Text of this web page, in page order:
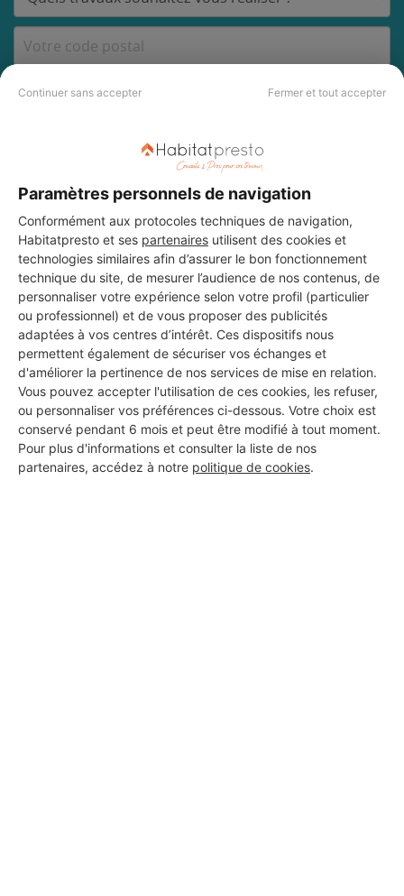
Continuer sans accepter Fermer et tout accepter
Paramètres personnels de navigation
Conformément aux protocoles techniques de navigation,
Habitatpresto et ses partenaires utilisent des cookies et
technologies similaires afin d’assurer le bon fonctionnement
technique du site, de mesurer l’audience de nos contenus, de
personnaliser votre expérience selon votre profil (particulier
ou professionnel) et de vous proposer des publicités
adaptées à vos centres d’intérêt. Ces dispositifs nous
permettent également de sécuriser vos échanges et
d'améliorer la pertinence de nos services de mise en relation.
Vous pouvez accepter l'utilisation de ces cookies, les refuser,
ou personnaliser vos préférences ci-dessous. Votre choix est
conservé pendant 6 mois et peut être modifié à tout moment.
Pour plus d'informations et consulter la liste de nos
partenaires, accédez à notre politique de cookies.
DEMANDER UN DEVIS
Les 1 autres Installateurs
d'alarmes pour vos travaux à
Nainville-les-Roches
FIGUEIREDO DANIEL
Nainville-les-Roches
Voir sa fiche